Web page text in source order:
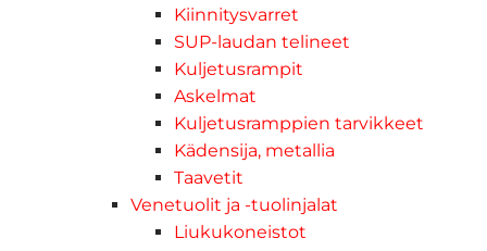
Kiinnitysvarret
SUP-laudan telineet
Kuljetusrampit
Askelmat
Kuljetusramppien tarvikkeet
Kädensija, metallia
Taavetit
Venetuolit ja -tuolinjalat
Liukukoneistot